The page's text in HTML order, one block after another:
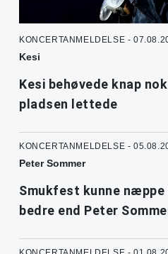
KONCERTANMELDELSE -
Kesi
Kesi behøvede knap
pladsen lettede
KONCERTANMELDELSE -
Peter Sommer
Smukfest kunne
bedre end Peter